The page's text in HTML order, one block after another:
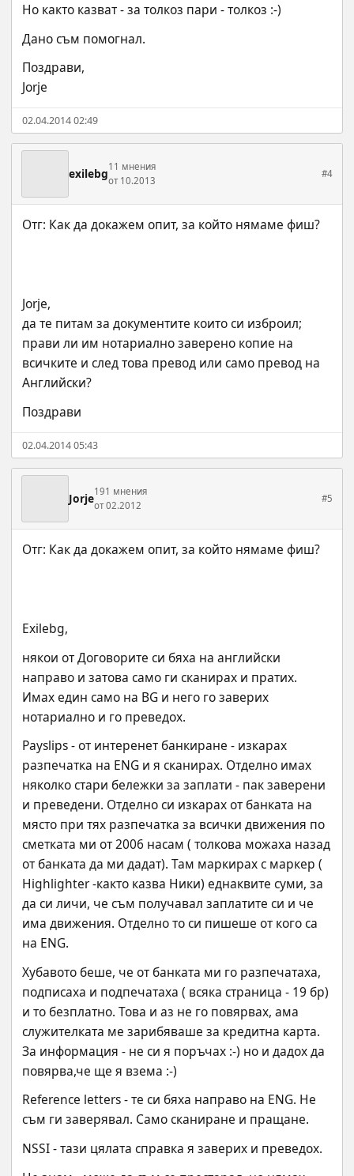
Но както казват - за толкоз пари - толкоз :-)
Дано съм помогнал.
Поздрави,
Jorje
02.04.2014 02:49
exilebg11 мнения
от 10.2013
#4
Jorje,
да те питам за документите които си изброил;
прави ли им нотариално заверено копие на
всичките и след това превод или само превод на
Английски?
Поздрави
02.04.2014 05:43
Jorje191 мнения
от 02.2012
#5
Exilebg,
някои от Договорите си бяха на английски
направо и затова само ги сканирах и пратих.
Имах един само на BG и него го заверих
нотариално и го преведох.
Payslips - от интеренет банкиране - изкарах
разпечатка на ENG и я сканирах. Отделно имах
няколко стари бележки за заплати - пак заверени
и преведени. Отделно си изкарах от банката на
място при тях разпечатка за всички движения по
сметката ми от 2006 насам ( толкова можаха назад
от банката да ми дадат). Там маркирах с маркер (
Highlighter -както казва Ники) еднаквите суми, за
да си личи, че съм получавал заплатите си и че
има движения. Отделно то си пишеше от кого са
на ENG.
Хубавото беше, че от банката ми го разпечатаха,
подписаха и подпечатаха ( всяка страница - 19 бр)
и то безплатно. Това и аз не го повярвах, ама
служителката ме зарибяваше за кредитна карта.
За информация - не си я поръчах :-) но и дадох да
повярва,че ще я взема :-)
Reference letters - те си бяха направо на ENG. Не
съм ги заверявал. Само сканиране и пращане.
NSSI - тази цялата справка я заверих и преведох.